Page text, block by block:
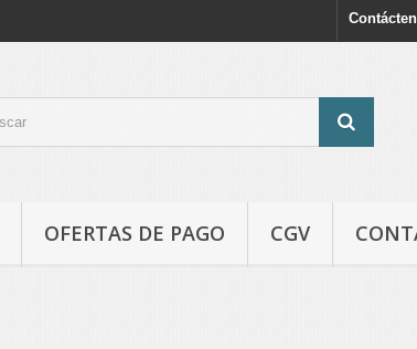
OFERTAS DE PAGO CGV